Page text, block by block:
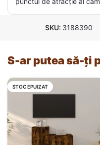
SKU: 3188390
S-ar putea să-ți
STOC EPUIZAT